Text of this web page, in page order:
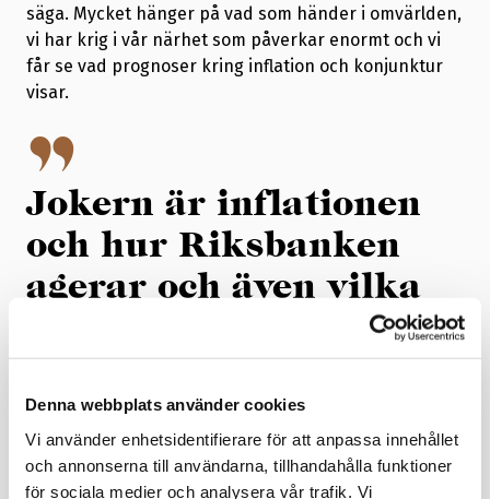
Denna webbplats använder cookies
Vi använder enhetsidentifierare för att anpassa innehållet
och annonserna till användarna, tillhandahålla funktioner
för sociala medier och analysera vår trafik. Vi
säga. Mycket hänger på vad som händer i omvärlden,
vi har krig i vår närhet som påverkar enormt och vi
får se vad prognoser kring inflation och konjunktur
visar.
Jokern är inflationen
och hur Riksbanken
agerar och även vilka
politiska beslut som
– Vissa branscher har det väldigt tufft, men stora
delar av industrin går bra, och sedan finanskrisen då
vi taktade ner våra lönekrav har produktivitet och